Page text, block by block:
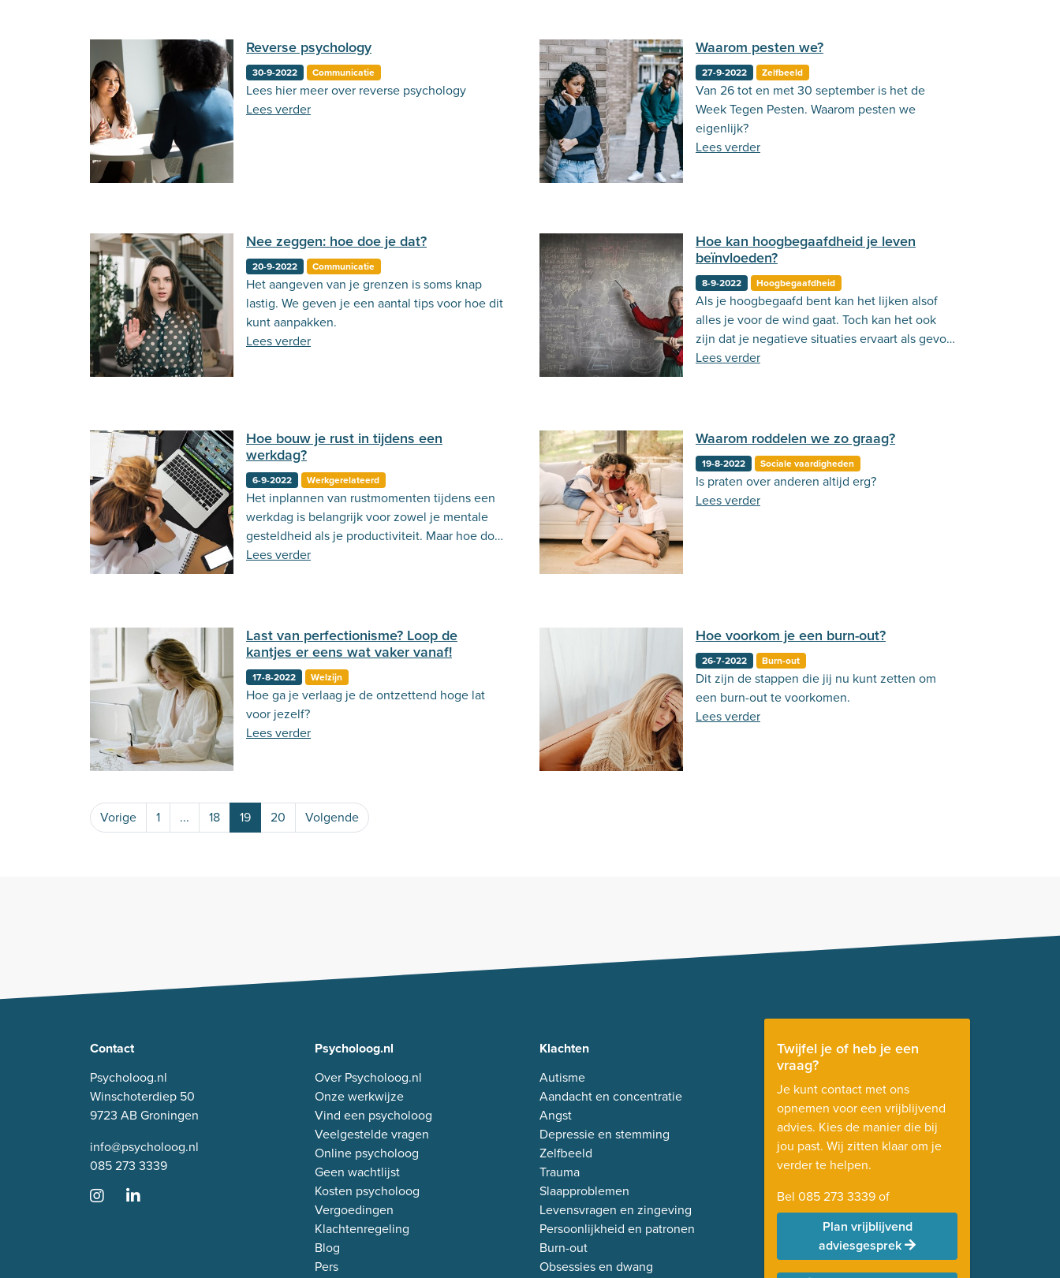
Reverse psychology
30-9-2022 Communicatie
Lees hier meer over reverse psychology
Lees verder
Waarom pesten we?
27-9-2022 Zelfbeeld
Van 26 tot en met 30 september is het de
Week Tegen Pesten. Waarom pesten we
eigenlijk?
Lees verder
Nee zeggen: hoe doe je dat?
20-9-2022 Communicatie
Het aangeven van je grenzen is soms knap
lastig. We geven je een aantal tips voor hoe dit
kunt aanpakken.
Lees verder
Hoe kan hoogbegaafdheid je leven
beïnvloeden?
8-9-2022 Hoogbegaafdheid
Als je hoogbegaafd bent kan het lijken alsof
alles je voor de wind gaat. Toch kan het ook
zijn dat je negatieve situaties ervaart als gevolg
van je hoogbegaafdheid. Hoe zit dat precies?
Lees verder
Hoe bouw je rust in tijdens een
werkdag?
6-9-2022 Werkgerelateerd
Het inplannen van rustmomenten tijdens een
werkdag is belangrijk voor zowel je mentale
gesteldheid als je productiviteit. Maar hoe doe
je dit nou op de beste manier?
Lees verder
Waarom roddelen we zo graag?
19-8-2022 Sociale vaardigheden
Is praten over anderen altijd erg?
Lees verder
Last van perfectionisme? Loop de
kantjes er eens wat vaker vanaf!
17-8-2022 Welzijn
Hoe ga je verlaag je de ontzettend hoge lat
voor jezelf?
Lees verder
Hoe voorkom je een burn-out?
26-7-2022 Burn-out
Dit zijn de stappen die jij nu kunt zetten om
een burn-out te voorkomen.
Lees verder
Vorige 1 ... 18 19 20 Volgende
Contact
Psycholoog.nl
Winschoterdiep 50
9723 AB Groningen
info@psycholoog.nl
085 273 3339
Twijfel je of heb je een
vraag?
Je kunt contact met ons
opnemen voor een vrijblijvend
advies. Kies de manier die bij
jou past. Wij zitten klaar om je
verder te helpen.
Bel 085 273 3339of
Plan vrijblijvend
adviesgesprek
Psycholoog.nl
Over Psycholoog.nl
Onze werkwijze
Vind een psycholoog
Veelgestelde vragen
Online psycholoog
Geen wachtlijst
Kosten psycholoog
Vergoedingen
Klachtenregeling
Blog
Pers
Klachten
Autisme
Aandacht en concentratie
Angst
Depressie en stemming
Zelfbeeld
Trauma
Slaapproblemen
Levensvragen en zingeving
Persoonlijkheid en patronen
Burn-out
Obsessies en dwang